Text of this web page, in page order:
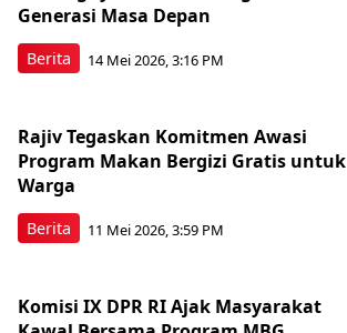
Berita
Generasi Masa Depan
14 Mei 2026, 3:16 PM
Berita
Rajiv Tegaskan Komitmen Awasi
Program Makan Bergizi Gratis untuk
Warga
11 Mei 2026, 3:59 PM
Komisi IX DPR RI Ajak Masyarakat